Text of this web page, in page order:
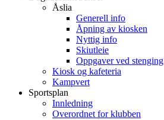
Åslia
Generell info
Åpning av kiosken
Nyttig info
Skiutleie
Oppgaver ved stenging
Kiosk og kafeteria
Kampvert
Sportsplan
Innledning
Overordnet for klubben